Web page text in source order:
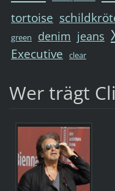
tortoise
green
denim jeans
Executive clear
Wer trägt